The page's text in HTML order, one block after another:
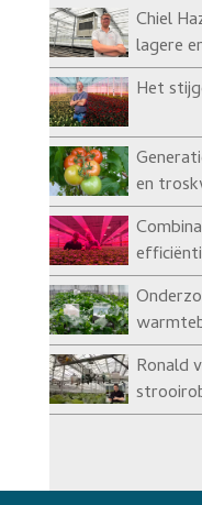
Chiel
lagere
Het
en
Ronald